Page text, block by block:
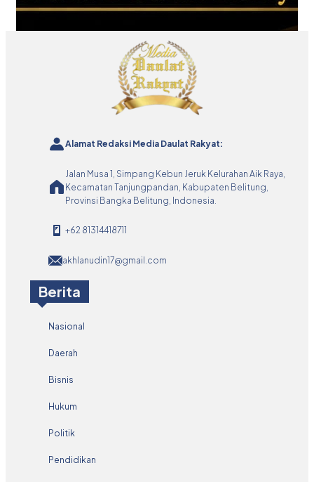
Alamat Redaksi Media Daulat Rakyat:
Jalan Musa 1, Simpang Kebun Jeruk Kelurahan Aik Raya,
Kecamatan Tanjungpandan, Kabupaten Belitung,
Provinsi Bangka Belitung, Indonesia.
+62 81314418711
akhlanudin17@gmail.com
Berita
Nasional
Daerah
Bisnis
Hukum
Politik
Pendidikan